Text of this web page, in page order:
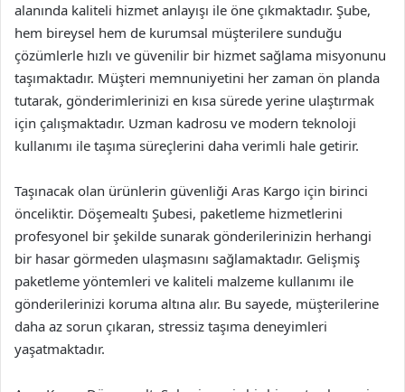
alanında kaliteli hizmet anlayışı ile öne çıkmaktadır. Şube,
hem bireysel hem de kurumsal müşterilere sunduğu
çözümlerle hızlı ve güvenilir bir hizmet sağlama misyonunu
taşımaktadır. Müşteri memnuniyetini her zaman ön planda
tutarak, gönderimlerinizi en kısa sürede yerine ulaştırmak
için çalışmaktadır. Uzman kadrosu ve modern teknoloji
kullanımı ile taşıma süreçlerini daha verimli hale getirir.
Taşınacak olan ürünlerin güvenliği Aras Kargo için birinci
önceliktir. Döşemealtı Şubesi, paketleme hizmetlerini
profesyonel bir şekilde sunarak gönderilerinizin herhangi
bir hasar görmeden ulaşmasını sağlamaktadır. Gelişmiş
paketleme yöntemleri ve kaliteli malzeme kullanımı ile
gönderilerinizi koruma altına alır. Bu sayede, müşterilerine
daha az sorun çıkaran, stressiz taşıma deneyimleri
yaşatmaktadır.